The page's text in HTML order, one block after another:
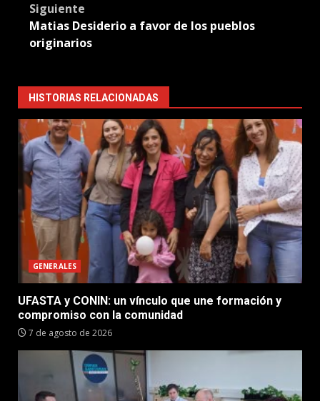
Siguiente
Matias Desiderio a favor de los pueblos
originarios
HISTORIAS RELACIONADAS
GENERALES
UFASTA y CONIN: un vínculo que une formación y
compromiso con la comunidad
7 de agosto de 2026